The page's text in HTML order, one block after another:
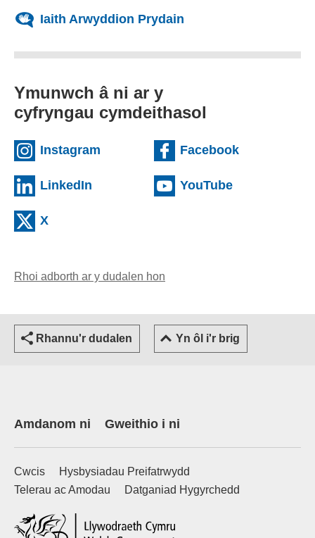
Iaith Arwyddion Prydain
Ymunwch â ni ar y
cyfryngau cymdeithasol
Instagram (external websiteCY)
Facebook(external
LinkedIn (external websiteCY)
YouTube(external
X
Rhoi adborth ar y dudalen hon
Rhannu'r dudalen Yn ôl i'r brig
Amdanom ni Gweithio i ni
Cwcis
Hysbysiadau Preifatrwydd
Telerau ac Amodau
Datganiad Hygyrchedd
(external websiteCY)